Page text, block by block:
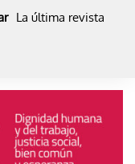
La última revista